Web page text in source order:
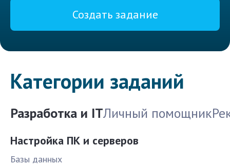
Создать задание
Категории заданий
Разработка и ITЛичный помощник
Настройка ПК и серверов
Базы данных